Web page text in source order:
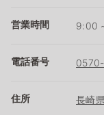
営業時間 9:00
電話番号
住所 長崎